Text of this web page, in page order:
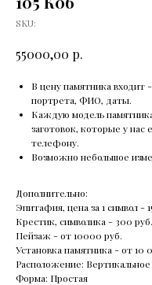
SKU:
55000,00 р.
В цену памятника входит
портрета, ФИО, даты.
Каждую модель
заготовок, которые у нас
телефону.
Возможно небольшое
Дополнительно:
Эпитафия, цена за 1 символ -
Крестик, символика - 300 руб.
Пейзаж - от 10000 руб.
Установка памятника - от 10
Расположение: Вертикальное
Форма: Простая